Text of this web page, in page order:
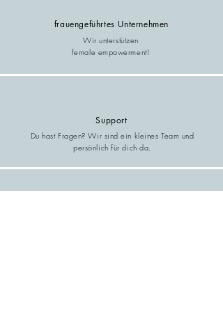
frauengeführtes Unternehmen
Wir unterstützen
female empowerment!
Support
Du hast Fragen? Wir sind ein kleines Team und
persönlich für dich da.